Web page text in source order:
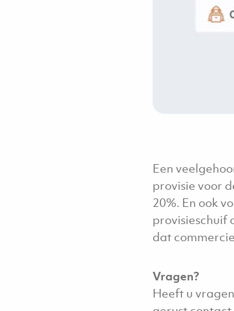
Een
provisie voor
20%. En ook
provisieschuif
dat
Vragen?
Heeft u